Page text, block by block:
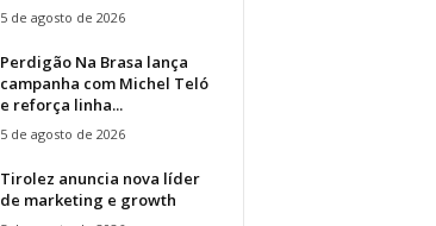
5 de agosto de 2026
Perdigão Na Brasa lança
campanha com Michel Teló
e reforça linha...
5 de agosto de 2026
Tirolez anuncia nova líder
de marketing e growth